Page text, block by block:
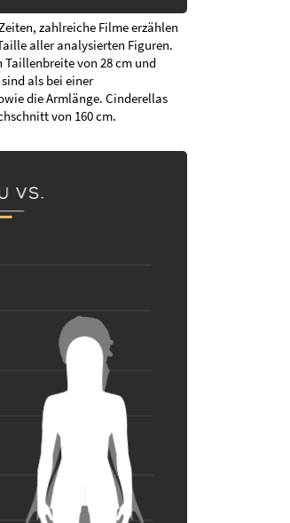
zahlreiche Filme erzählen
aller analysierten Figuren.
von 28 cm und
als bei einer
die Armlänge. Cinderellas
von 160 cm.